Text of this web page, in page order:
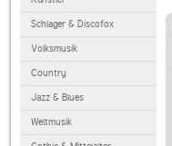
Schlager & Discofox
Volksmusik
Country
Jazz & Blues
Weltmusik